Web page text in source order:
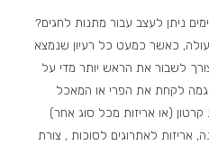
ניתן לעצב עבור מתנות לחגים?
כאשר כמעט כל רעיון שנמצא
לשבור את הראש יותר מדי על
לקחת את הפרי או המאכל
(או אריזות מכל סוג אחר)
אריזות לאתרוגים לסוכות , צורת